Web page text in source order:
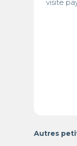
visite
Autres